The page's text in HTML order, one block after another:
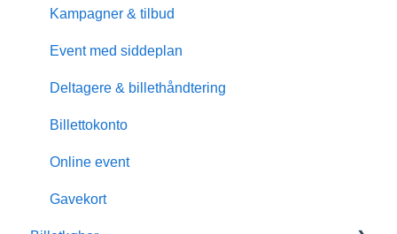
Kampagner & tilbud
Event med siddeplan
Deltagere & billethåndtering
Billettokonto
Online event
Gavekort